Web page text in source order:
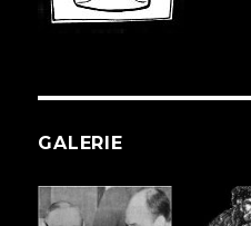
GALERIE